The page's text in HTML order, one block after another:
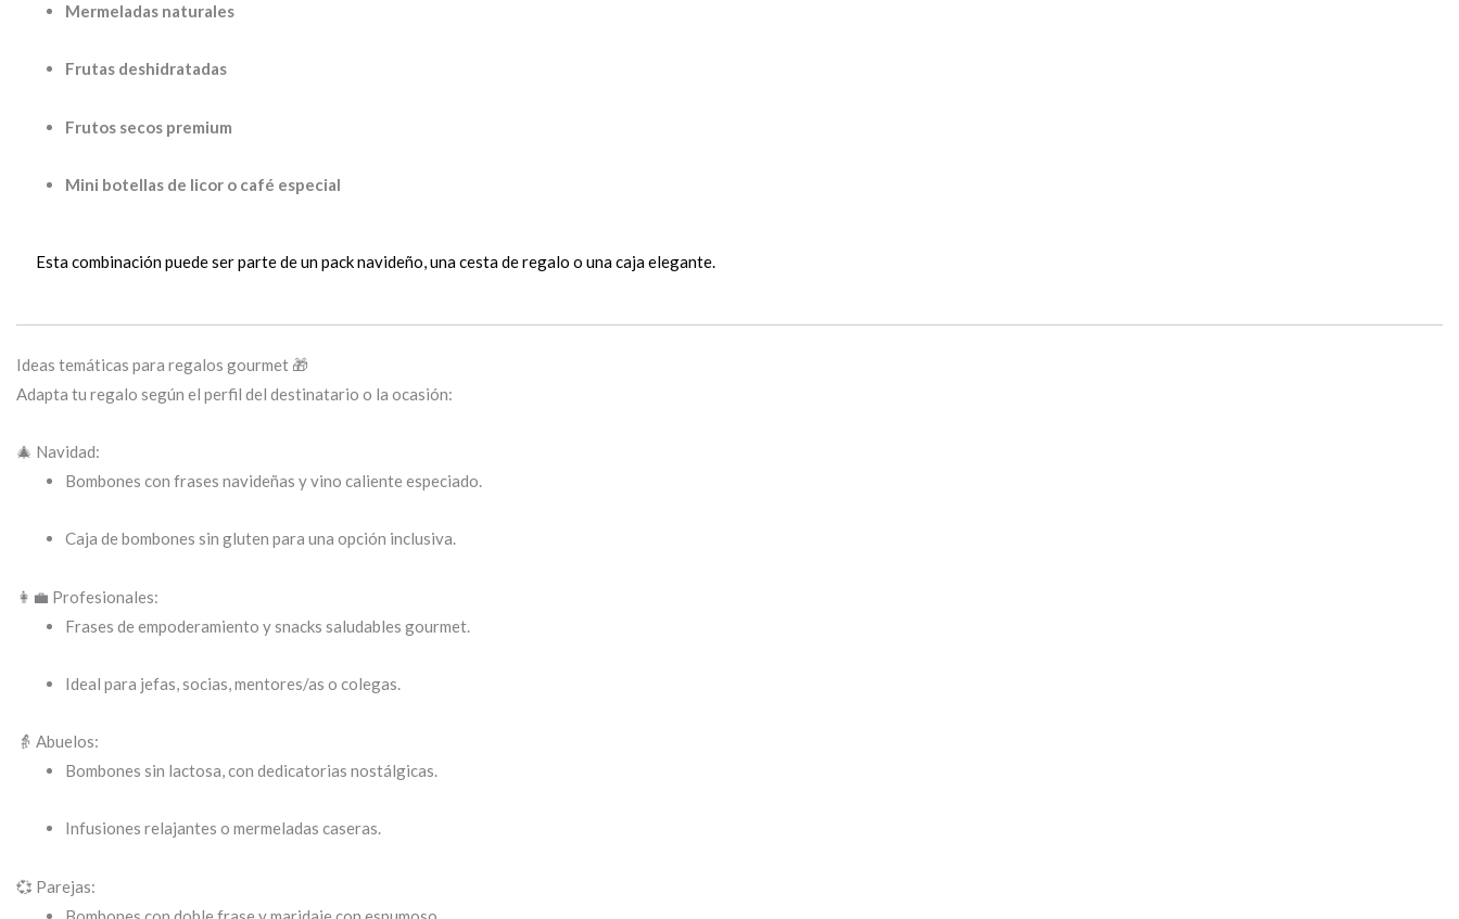
Mermeladas naturales
Frutas deshidratadas
Frutos secos premium
Mini botellas de licor o café especial
Esta combinación puede ser parte de un pack navideño, una cesta de regalo o una caja elegante.
Ideas temáticas para regalos gourmet 🎁
Adapta tu regalo según el perfil del destinatario o la ocasión:
🎄 Navidad:
Bombones con frases navideñas y vino caliente especiado.
Caja de bombones sin gluten para una opción inclusiva.
👩‍💼 Profesionales:
Frases de empoderamiento y snacks saludables gourmet.
Ideal para jefas, socias, mentores/as o colegas.
👵 Abuelos:
Bombones sin lactosa, con dedicatorias nostálgicas.
Infusiones relajantes o mermeladas caseras.
💞 Parejas: